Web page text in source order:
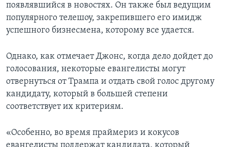
появлявшийся в новостях. Он также был ведущим
популярного телешоу, закрепившего его имидж
успешного бизнесмена, которому все удается.
Однако, как отмечает Джонс, когда дело дойдет до
голосования, некоторые евангелисты могут
отвернуться от Трампа и отдать свой голос другому
кандидату, который в большей степени
соответствует их критериям.
«Особенно, во время праймериз и кокусов